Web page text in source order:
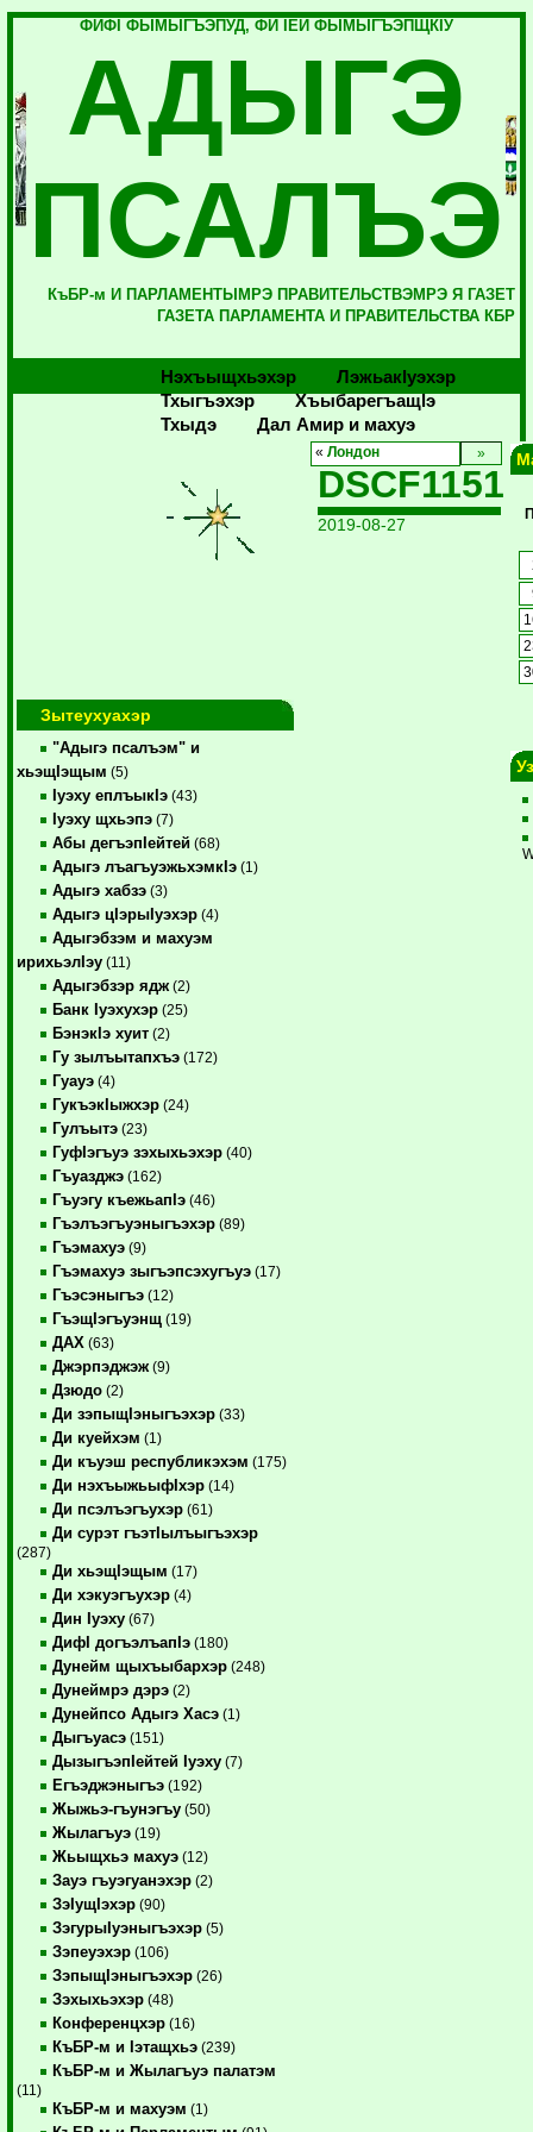
ФИФI ФЫМЫГЪЭПУД, ФИ IЕЙ ФЫМЫГЪЭПЩКIУ
АДЫГЭ
ПСАЛЪЭ
КъБР-м И ПАРЛАМЕНТЫМРЭ ПРАВИТЕЛЬСТВЭМРЭ Я ГАЗЕТ
ГАЗЕТА ПАРЛАМЕНТА И ПРАВИТЕЛЬСТВА КБР
Нэхъыщхьэхэр
Лэжьакlуэхэр
Тхыгъэхэр
Хъыбарегъащlэ
Тхыдэ
Дал Амир и махуэ
Зытеухуахэр
"Адыгэ псалъэм" и
хьэщIэщым (5)
Iуэху еплъыкIэ (43)
Iуэху щхьэпэ (7)
Абы дегъэпIейтей (68)
Адыгэ лъагъуэжьхэмкIэ (1)
Адыгэ хабзэ (3)
Адыгэ цIэрыIуэхэр (4)
Адыгэбзэм и махуэм
ирихьэлIэу (11)
Адыгэбзэр ядж (2)
Банк Iуэхухэр (25)
БэнэкIэ хуит (2)
Гу зылъытапхъэ (172)
Гуауэ (4)
ГукъэкIыжхэр (24)
Гулъытэ (23)
ГуфIэгъуэ зэхыхьэхэр (40)
Гъуазджэ (162)
Гъуэгу къежьапIэ (46)
Гъэлъэгъуэныгъэхэр (89)
Гъэмахуэ (9)
Гъэмахуэ зыгъэпсэхугъуэ (17)
Гъэсэныгъэ (12)
ГъэщIэгъуэнщ (19)
ДАХ (63)
Джэрпэджэж (9)
Дзюдо (2)
Ди зэпыщIэныгъэхэр (33)
Ди куейхэм (1)
Ди къуэш республикэхэм (175)
Ди нэхъыжьыфIхэр (14)
Ди псэлъэгъухэр (61)
Ди сурэт гъэтIылъыгъэхэр
(287)
Ди хьэщIэщым (17)
Ди хэкуэгъухэр (4)
Дин Iуэху (67)
ДифI догъэлъапIэ (180)
Дунейм щыхъыбархэр (248)
Дунеймрэ дэрэ (2)
Дунейпсо Адыгэ Хасэ (1)
Дыгъуасэ (151)
ДызыгъэпIейтей Iуэху (7)
Егъэджэныгъэ (192)
Жыжьэ-гъунэгъу (50)
Жылагъуэ (19)
Жьыщхьэ махуэ (12)
Зауэ гъуэгуанэхэр (2)
ЗэIущIэхэр (90)
ЗэгурыIуэныгъэхэр (5)
Зэпеуэхэр (106)
ЗэпыщIэныгъэхэр (26)
Зэхыхьэхэр (48)
Конференцхэр (16)
КъБР-м и Iэтащхьэ (239)
КъБР-м и Жылагъуэ палатэм
(11)
КъБР-м и махуэм (1)
«Лондон
DSCF1151
2019-08-27